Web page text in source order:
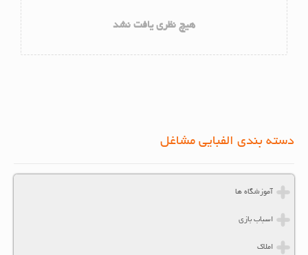
هیچ نظری یافت نشد
دسته بندی الفبایی مشاغل
آموزشگاه ها
اسباب بازی
املاک